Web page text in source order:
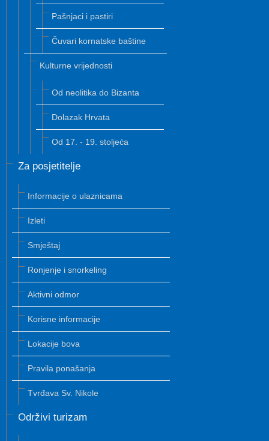
Pašnjaci i pastiri
Čuvari kornatske baštine
Kulturne vrijednosti
Od neolitika do Bizanta
Dolazak Hrvata
Od 17. - 19. stoljeća
Za posjetitelje
Informacije o ulaznicama
Izleti
Smještaj
Ronjenje i snorkeling
Aktivni odmor
Korisne informacije
Lokacije bova
Pravila ponašanja
Tvrđava Sv. Nikole
Održivi turizam